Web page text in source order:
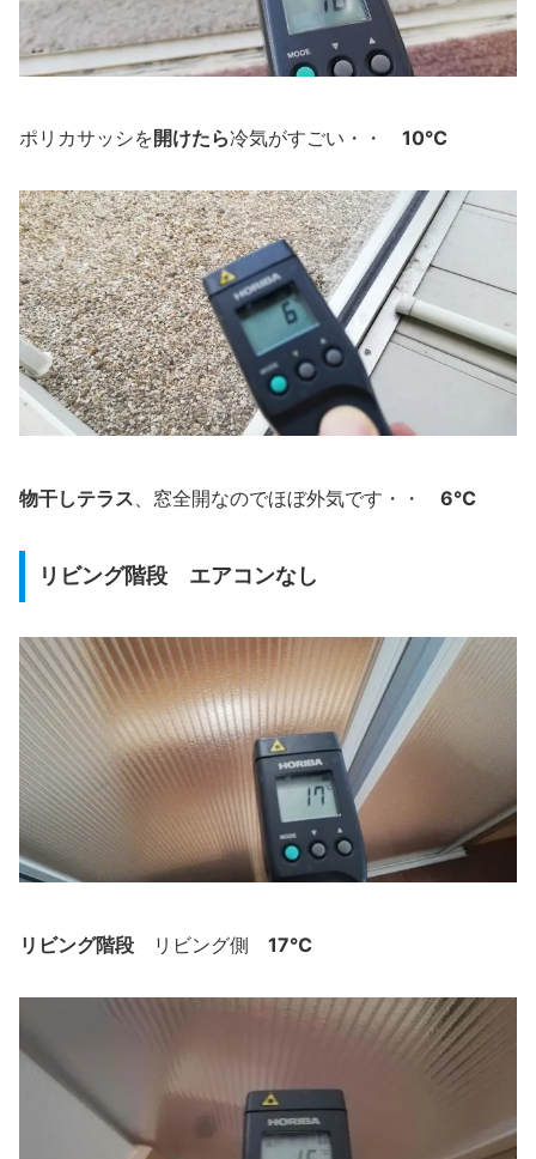
ポリカサッシを開けたら冷気がすごい・・ 10℃
物干しテラス 、窓全開なのでほぼ外気です・・ 6℃
リビング階段 エアコンなし
リビング階段 リビング側 17℃